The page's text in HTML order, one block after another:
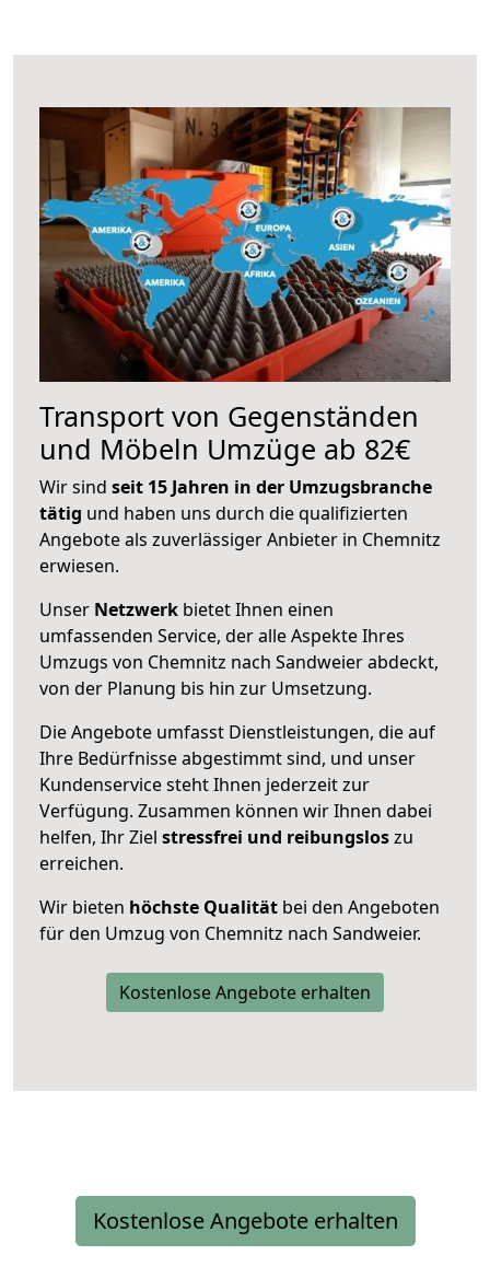
Transport von Gegenständen
und Möbeln Umzüge ab 82€
Wir sind seit 15 Jahren in der Umzugsbranche
tätig und haben uns durch die qualifizierten
Angebote als zuverlässiger Anbieter in Chemnitz
erwiesen.
Unser Netzwerk bietet Ihnen einen
umfassenden Service, der alle Aspekte Ihres
Umzugs von Chemnitz nach Sandweier abdeckt,
von der Planung bis hin zur Umsetzung.
Die Angebote umfasst Dienstleistungen, die auf
Ihre Bedürfnisse abgestimmt sind, und unser
Kundenservice steht Ihnen jederzeit zur
Verfügung. Zusammen können wir Ihnen dabei
helfen, Ihr Ziel stressfrei und reibungsloszu
erreichen.
Wir bieten höchste Qualität bei den Angeboten
für den Umzug von Chemnitz nach Sandweier.
Kostenlose Angebote erhalten
Kostenlose Angebote erhalten